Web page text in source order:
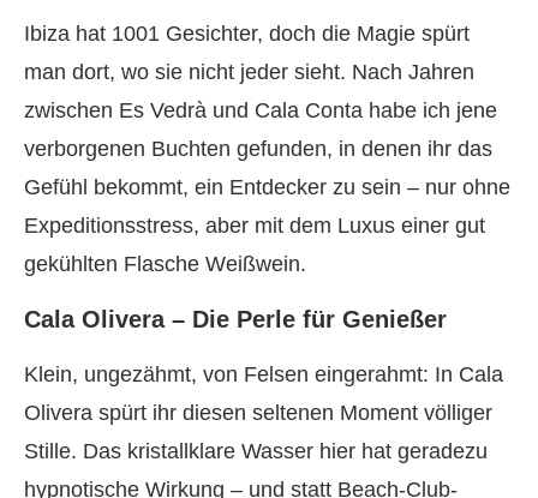
Ibiza hat 1001 Gesichter, doch die Magie spürt
man dort, wo sie nicht jeder sieht. Nach Jahren
zwischen Es Vedrà und Cala Conta habe ich jene
verborgenen Buchten gefunden, in denen ihr das
Gefühl bekommt, ein Entdecker zu sein – nur ohne
Expeditionsstress, aber mit dem Luxus einer gut
gekühlten Flasche Weißwein.
Cala Olivera – Die Perle für Genießer
Klein, ungezähmt, von Felsen eingerahmt: In Cala
Olivera spürt ihr diesen seltenen Moment völliger
Stille. Das kristallklare Wasser hier hat geradezu
hypnotische Wirkung – und statt Beach-Club-